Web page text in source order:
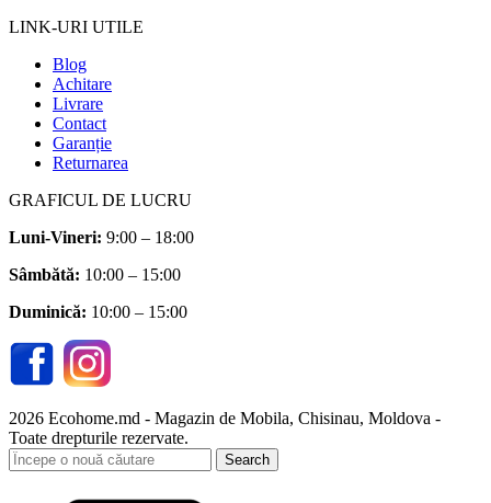
LINK-URI UTILE
Blog
Achitare
Livrare
Contact
Garanție
Returnarea
GRAFICUL DE LUCRU
Luni-Vineri: 9:00 – 18:00
Sâmbătă: 10:00 – 15:00
Duminică: 10:00 – 15:00
2026 Ecohome.md - Magazin de Mobila, Chisinau, Moldova -
Toate drepturile rezervate.
Search